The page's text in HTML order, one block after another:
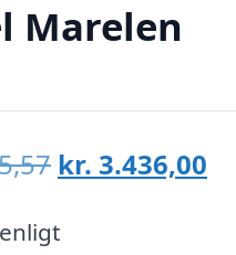
Marelen
Den
pris
kr. 3.436,00